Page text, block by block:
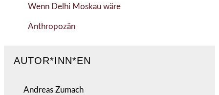
Wenn Delhi Moskau wäre
Anthropozän
AUTOR*INN*EN
Andreas Zumach